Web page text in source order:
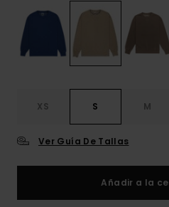
XS S M
Ver Guía De Tallas
Añadir a la